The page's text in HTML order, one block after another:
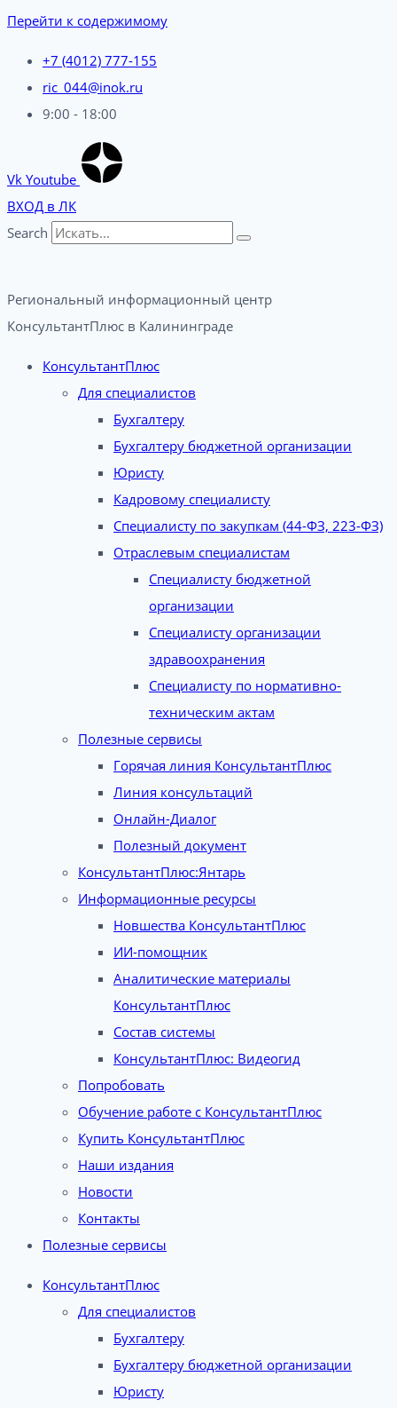
Перейти к содержимому
+7 (4012) 777-155
ric_044@inok.ru
9:00 - 18:00
Vk Youtube
ВХОД в ЛК
Search
Региональный информационный центр
КонсультантПлюс в Калининграде​
КонсультантПлюс
Для специалистов
Бухгалтеру
Бухгалтеру бюджетной организации
Юристу
Кадровому специалисту
Специалисту по закупкам (44-ФЗ, 223-ФЗ)
Отраслевым специалистам
Специалисту бюджетной
организации
Специалисту организации
здравоохранения
Специалисту по нормативно-
техническим актам
Полезные сервисы
Горячая линия КонсультантПлюс
Линия консультаций
Онлайн-Диалог
Полезный документ
КонсультантПлюс:Янтарь
Информационные ресурсы
Новшества КонсультантПлюс
ИИ-помощник
Аналитические материалы
КонсультантПлюс
Состав системы
КонсультантПлюс: Видеогид
Попробовать
Обучение работе с КонсультантПлюс
Купить КонсультантПлюс
Наши издания
Новости
Контакты
Полезные сервисы
КонсультантПлюс
Для специалистов
Бухгалтеру
Бухгалтеру бюджетной организации
Юристу